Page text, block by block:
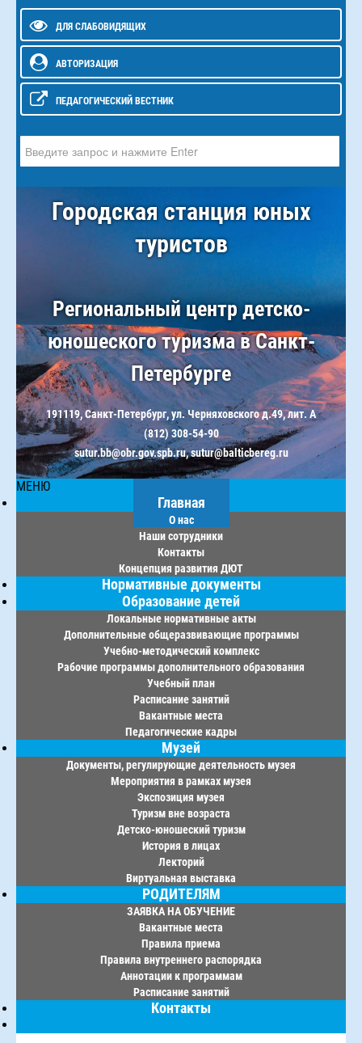
ДЛЯ СЛАБОВИДЯЩИХ
АВТОРИЗАЦИЯ
ПЕДАГОГИЧЕСКИЙ ВЕСТНИК
Городская станция юных
туристов
Региональный центр детско-
юношеского туризма в Санкт-
Петербурге
191119, Санкт-Петербург, ул. Черняховского д.49, лит. А
(812) 308-54-90
sutur.bb@obr.gov.spb.ru, sutur@balticbereg.ru
МЕНЮ
Главная
О нас
Наши сотрудники
Контакты
Концепция развития ДЮТ
Нормативные документы
Образование детей
Локальные нормативные акты
Дополнительные общеразвивающие программы
Учебно-методический комплекс
Рабочие программы дополнительного образования
Учебный план
Расписание занятий
Вакантные места
Педагогические кадры
Музей
Документы, регулирующие деятельность музея
Мероприятия в рамках музея
Экспозиция музея
Туризм вне возраста
Детско-юношеский туризм
История в лицах
Лекторий
Виртуальная выставка
РОДИТЕЛЯМ
ЗАЯВКА НА ОБУЧЕНИЕ
Вакантные места
Правила приема
Правила внутреннего распорядка
Аннотации к программам
Расписание занятий
Контакты